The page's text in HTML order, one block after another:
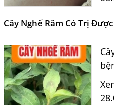
Cây Nghể Răm Có Trị